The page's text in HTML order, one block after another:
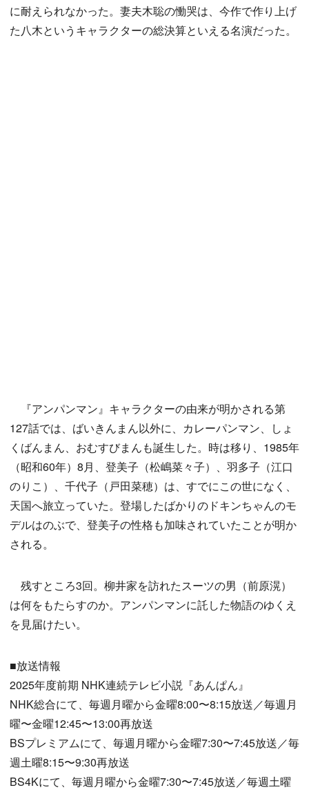
に耐えられなかった。妻夫木聡の慟哭は、今作で作り上げ
た八木というキャラクターの総決算といえる名演だった。
『アンパンマン』キャラクターの由来が明かされる第
127話では、ばいきんまん以外に、カレーパンマン、しょ
くばんまん、おむすびまんも誕生した。時は移り、1985年
（昭和60年）8月、登美子（松嶋菜々子）、羽多子（江口
のりこ）、千代子（戸田菜穂）は、すでにこの世になく、
天国へ旅立っていた。登場したばかりのドキンちゃんのモ
デルはのぶで、登美子の性格も加味されていたことが明か
される。
残すところ3回。柳井家を訪れたスーツの男（前原滉）
は何をもたらすのか。アンパンマンに託した物語のゆくえ
を見届けたい。
■放送情報
2025年度前期 NHK連続テレビ小説『あんぱん』
NHK総合にて、毎週月曜から金曜8:00〜8:15放送／毎週月
曜〜金曜12:45〜13:00再放送
BSプレミアムにて、毎週月曜から金曜7:30〜7:45放送／毎
週土曜8:15〜9:30再放送
BS4Kにて、毎週月曜から金曜7:30〜7:45放送／毎週土曜